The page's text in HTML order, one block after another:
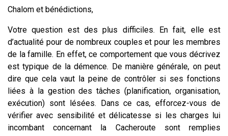
Chalom et bénédictions,
Votre question est des plus difficiles. En fait, elle est
d’actualité pour de nombreux couples et pour les membres
de la famille. En effet, ce comportement que vous décrivez
est typique de la démence. De manière générale, on peut
dire que cela vaut la peine de contrôler si ses fonctions
liées à la gestion des tâches (planification, organisation,
exécution) sont lésées. Dans ce cas, efforcez-vous de
vérifier avec sensibilité et délicatesse si les charges lui
incombant concernant la Cacheroute sont remplies